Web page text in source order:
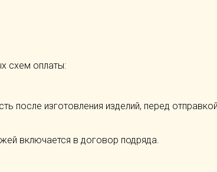
схем оплаты:
после изготовления изделий, перед
включается в договор подряда.